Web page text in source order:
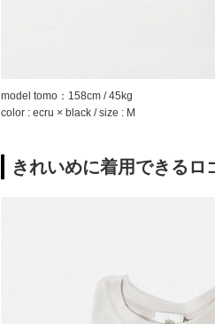
model tomo：158cm / 45kg
color : ecru × black / size : M
きれいめに着用できるロ